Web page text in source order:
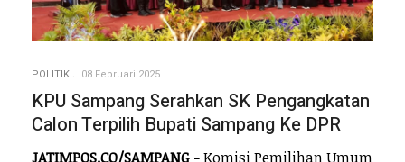
POLITIK 08 Februari 2025
KPU Sampang Serahkan SK Pengangkatan
Calon Terpilih Bupati Sampang Ke DPR
JATIMPOS.CO/SAMPANG -Komisi Pemilihan Umum